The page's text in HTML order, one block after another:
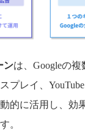
ンは、Googleの
プレイ、
的に活用し、効
。